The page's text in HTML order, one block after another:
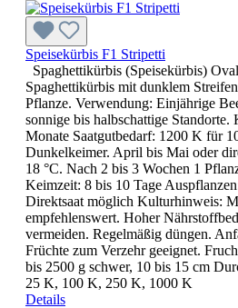
Speisekürbis F1 Stripetti
Spaghettikürbis (Speisekürbis)
Spaghettikürbis mit dunklem
Pflanze. Verwendung: Einjährige
sonnige bis halbschattige Standorte.
Monate Saatgutbedarf: 1200 K für
Dunkelkeimer. April bis Mai oder
18 °C. Nach 2 bis 3 Wochen 1
Keimzeit: 8 bis 10 Tage
Direktsaat möglich Kulturhinweis:
empfehlenswert. Hoher
vermeiden. Regelmäßig düngen.
Früchte zum Verzehr geeignet.
bis 2500 g schwer, 10 bis 15 cm
25 K, 100 K, 250 K, 1000 K
Details